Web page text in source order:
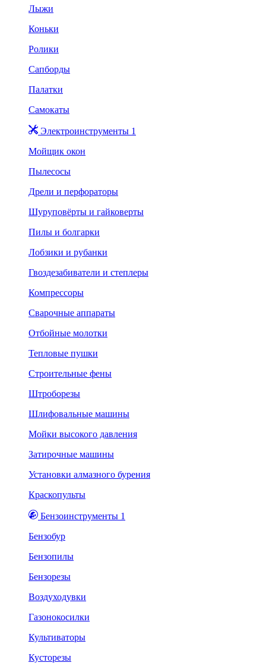
Лыжи
Коньки
Ролики
Сапборды
Палатки
Самокаты
Электроинструменты 1
Мойщик окон
Пылесосы
Дрели и перфораторы
Шуруповёрты и гайковерты
Пилы и болгарки
Лобзики и рубанки
Гвоздезабиватели и степлеры
Компрессоры
Сварочные аппараты
Отбойные молотки
Тепловые пушки
Строительные фены
Штроборезы
Шлифовальные машины
Мойки высокого давления
Затирочные машины
Установки алмазного бурения
Краскопульты
Бензоинструменты 1
Бензобур
Бензопилы
Бензорезы
Воздуходувки
Газонокосилки
Культиваторы
Кусторезы